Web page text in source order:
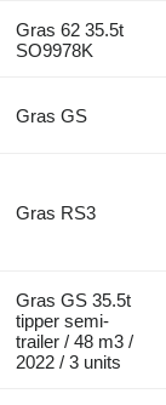
Gras 62 35.5t
SO9978K
Gras GS
Gras RS3
Gras GS 35.5t
tipper semi-
trailer / 48 m3 /
2022 / 3 units